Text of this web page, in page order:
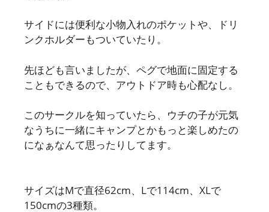
サイドには便利な小物入れのポケットや、ドリ
ンクホルダーもついていたり。
先ほども言いましたが、ペグで地面に固定する
こともできるので、アウトドア時も心配なし。
このサークルを知っていたら、ウチの子が元気
なうちに一緒にキャンプとかもっと楽しめたの
になぁなんて思ったりしてます。
サイズはMで直径62cm、Lで114cm、XLで
150cmの3種類。